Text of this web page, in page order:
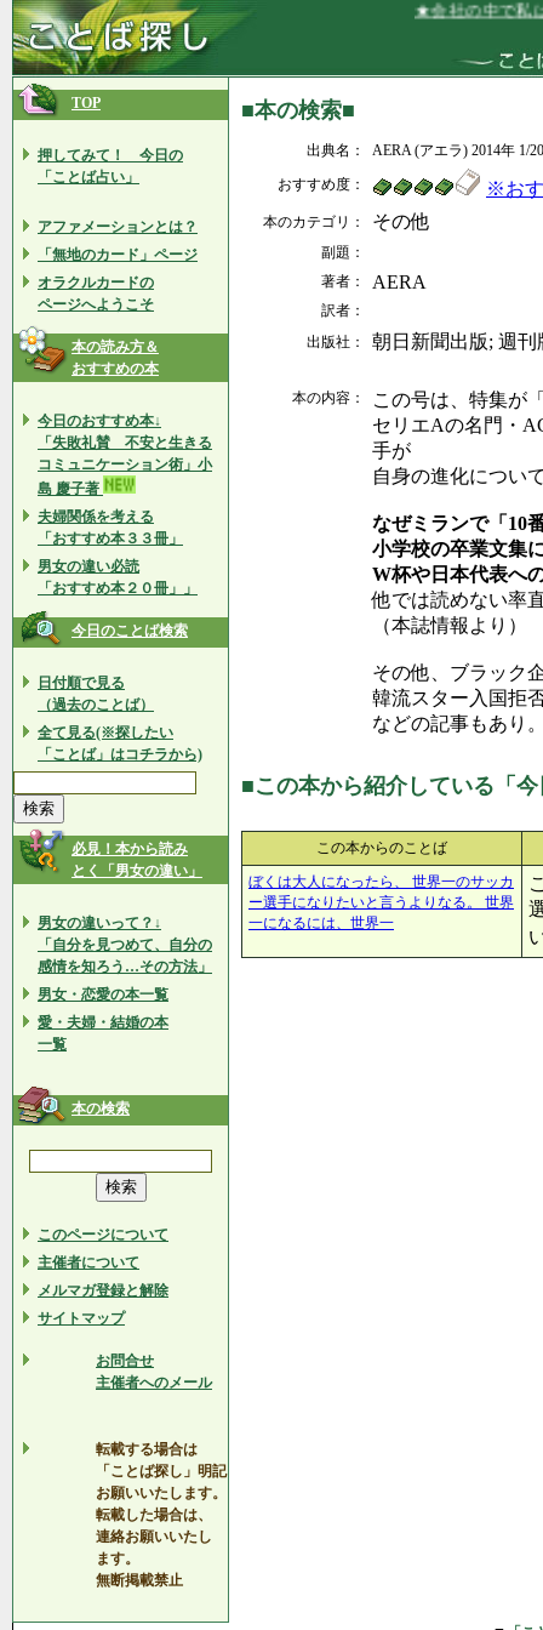
★会社の中で私は
TOP
押してみて！ 今日の
「ことば占い」
アファメーションとは？
「無地のカード」ページ
オラクルカードの
ページへようこそ
本の読み方＆
おすすめの本
今日のおすすめ本↓
「失敗礼賛 不安と生きる
コミュニケーション術」小
島 慶子著
夫婦関係を考える
「おすすめ本３３冊」
男女の違い必読
「おすすめ本２０冊」」
今日のことば検索
日付順で見る
（過去のことば）
全て見る(※探したい
「ことば」はコチラから)
必見！本から読み
とく「男女の違い」
男女の違いって？↓
「自分を見つめて、自分の
感情を知ろう…その方法」
男女・恋愛の本一覧
愛・夫婦・結婚の本
一覧
本の検索
このページについて
主催者について
メルマガ登録と解除
サイトマップ
お問合せ
主催者へのメール
転載する場合は
「ことば探し」明記
お願いいたします。
転載した場合は、
連絡お願いいたし
ます。
無断掲載禁止
■本の検索■
出典名：
AERA (アエラ) 2014年 1/
おすすめ度：
※お
本のカテゴリ： その他
副題：
著者：
AERA
訳者：
出版社：
朝日新聞出版; 週刊
本の内容：
この号は、特集が
セリエAの名門・
手が
自身の進化につい
なぜミランで「10
小学校の卒業文集
W杯や日本代表へ
他では読めない率
（本誌情報より）
その他、ブラック
韓流スター入国拒
などの記事もあり
■この本から紹介している「
この本からのことば
ぼくは大人になったら、 世界一のサッカ
ー選手になりたいと言うよりなる。 世界
一になるには、世界一